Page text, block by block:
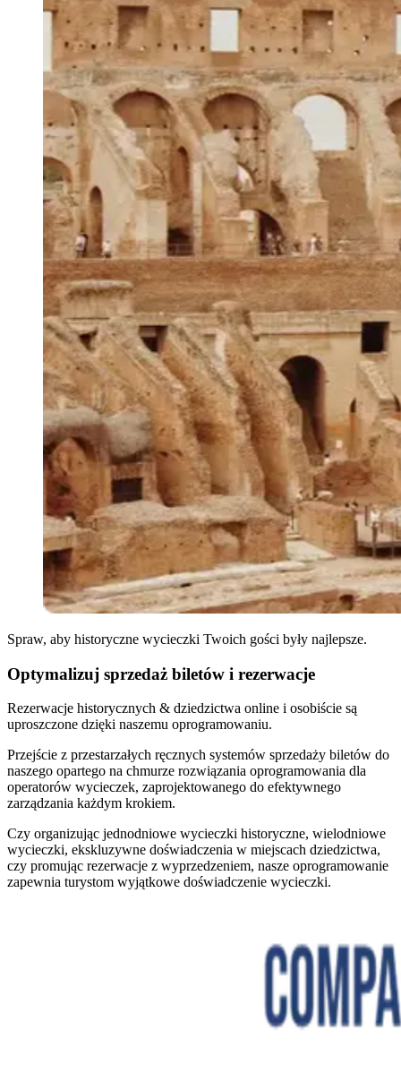
Spraw, aby historyczne wycieczki Twoich gości były najlepsze.
Optymalizuj sprzedaż biletów i rezerwacje
Rezerwacje historycznych & dziedzictwa online i osobiście są
uproszczone dzięki naszemu oprogramowaniu.
Przejście z przestarzałych ręcznych systemów sprzedaży biletów do
naszego opartego na chmurze rozwiązania oprogramowania dla
operatorów wycieczek, zaprojektowanego do efektywnego
zarządzania każdym krokiem.
Czy organizując jednodniowe wycieczki historyczne, wielodniowe
wycieczki, ekskluzywne doświadczenia w miejscach dziedzictwa,
czy promując rezerwacje z wyprzedzeniem, nasze oprogramowanie
zapewnia turystom wyjątkowe doświadczenie wycieczki.